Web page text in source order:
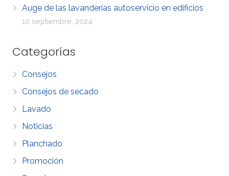
Auge de las lavanderías autoservicio en edificios
10 septiembre, 2024
Categorías
Consejos
Consejos de secado
Lavado
Noticias
Planchado
Promoción